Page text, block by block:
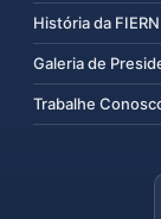
História da FIERN
Galeria de
Trabalhe